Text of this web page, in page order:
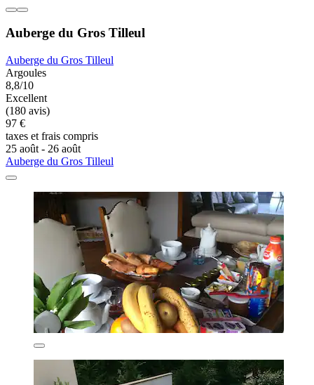
Auberge du Gros Tilleul
Auberge du Gros Tilleul
Argoules
8,8/10
Excellent
(180 avis)
97 €
taxes et frais compris
25 août - 26 août
Auberge du Gros Tilleul